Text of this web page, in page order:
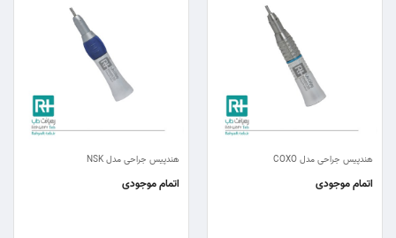
هندپیس جراحی مدل COXO
اتمام موجودی
هندپیس جراحی مدل NSK
اتمام موجودی